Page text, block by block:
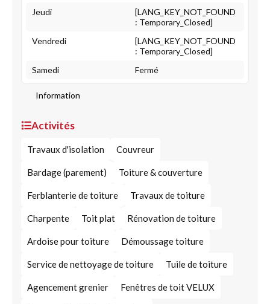
Jeudi
[LANG_KEY_NOT_FOUND
: Temporary_Closed]
Vendredi
[LANG_KEY_NOT_FOUND
: Temporary_Closed]
Samedi
Fermé
Information
Activités
Travaux d'isolation Couvreur
Bardage (parement) Toiture & couverture
Ferblanterie de toiture Travaux de toiture
Charpente Toit plat Rénovation de toiture
Ardoise pour toiture Démoussage toiture
Service de nettoyage de toiture Tuile de toiture
Agencement grenier Fenêtres de toit VELUX